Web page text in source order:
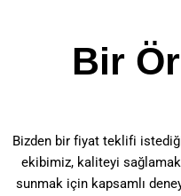
Bir
Bizden bir fiyat teklifi
ekibimiz, kaliteyi
sunmak için kapsamlı